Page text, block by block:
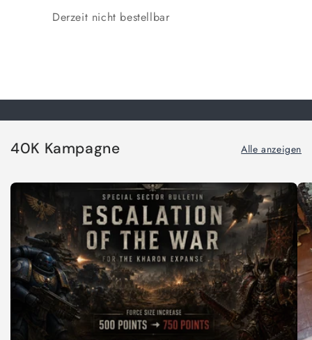
Anzahl
Derzeit nicht bestellbar
40K Kampagne Alle anzeigen